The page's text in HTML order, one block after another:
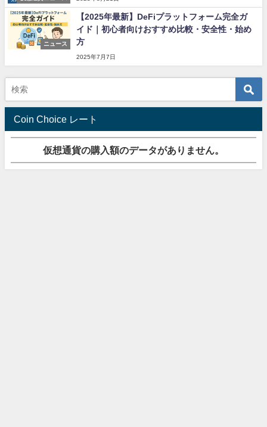
ニュース
【2025年最新】DeFiプラットフォーム完全ガ
イド｜初心者向けおすすめ比較・安全性・始め
方
2025年7月7日
Coin Choice レート
仮想通貨の購入額のデータがありません。